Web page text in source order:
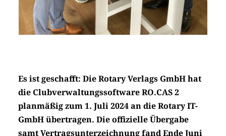
Es ist geschafft: Die Rotary Verlags GmbH hat
die Clubverwaltungssoftware RO.CAS 2
planmäßig zum 1. Juli 2024 an die Rotary IT-
GmbH übertragen. Die offizielle Übergabe
samt Vertragsunterzeichnung fand Ende Juni